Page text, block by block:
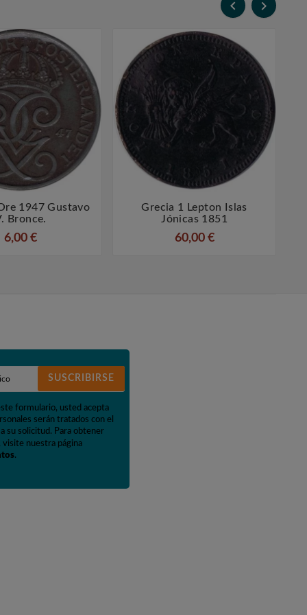
 

1947 Gustavo
Bronce.
6,00 €
 
Grecia 1 Lepton Islas
Jónicas 1851
60,00 €
SUSCRIBIRSE
formulario, usted acepta
serán tratados con el
su solicitud. Para obtener
visite nuestra página
.